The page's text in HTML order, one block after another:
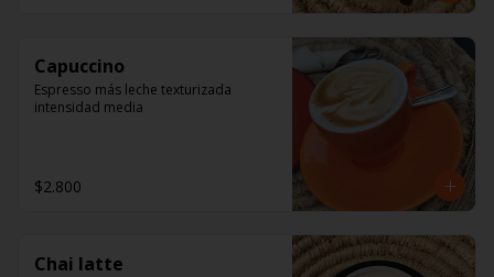
Capuccino
Espresso más leche texturizada
intensidad media
$2.800
Chai latte